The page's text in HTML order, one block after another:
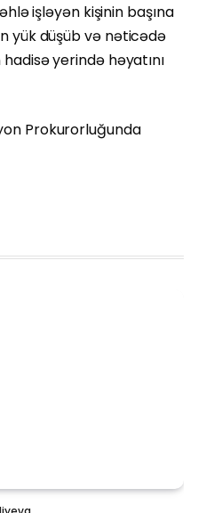
işləyən kişinin başına
yük düşüb və nəticədə
yerində həyatını
Prokurorluğunda